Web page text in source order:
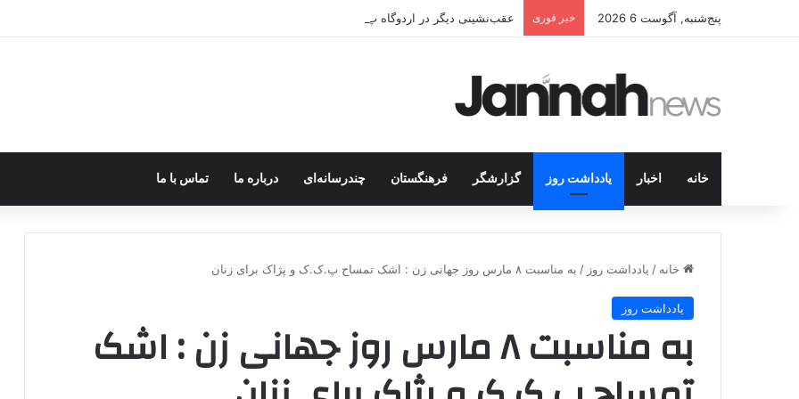
پنج‌شنبه, آگوست 6 2026 خبر فوری عقب‌نشینی دیگر در اردوگاه پ.ک.ک/پژاک؛ YPJ در اختیار جولانی داعشی قرار می گیرد!
خانه اخبار یادداشت روز گزارشگر فرهنگستان چندرسانه‌ای درباره ما تماس با ما
خانه / یادداشت روز / به مناسبت ۸ مارس روز جهانی زن : اشک تمساح پ.ک.ک و پژاک برای زنان
یادداشت روز
به مناسبت ۸ مارس روز جهانی زن : اشک